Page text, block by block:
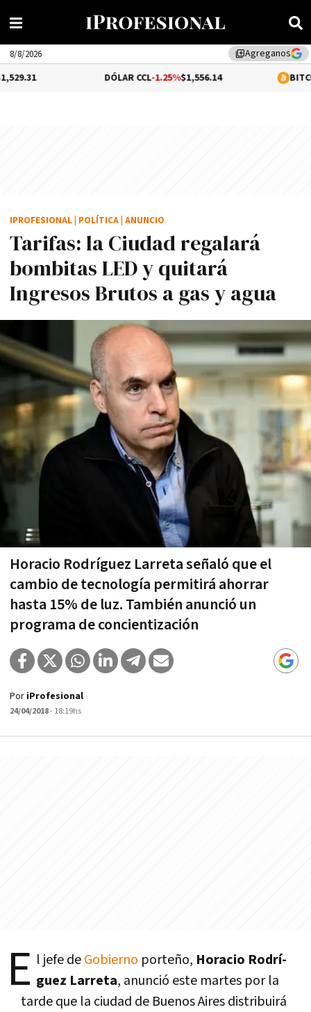
library_addAgreganos
8/8/2026
-1.25%$1,556.14 0.02%
Tarifas: la Ciudad regalará
bombitas LED y quitará
Ingresos Brutos a gas y agua
Horacio Rodríguez Larreta señaló que el
cambio de tecnología permitirá ahorrar
hasta 15% de luz. También anunció un
programa de concientización
IPROFESIONAL POLÍTICA ANUNCIO
Por iProfesional
24/04/2018- 18:19hs
E l jefe deGobierno porteño, Horacio Rodrí­
guez Larreta, anunció este martes por la
tarde que la ciudad de Buenos Aires distribuirá